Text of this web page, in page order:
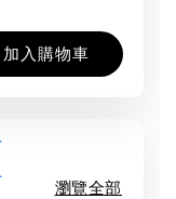
加入購物車
瀏覽全部